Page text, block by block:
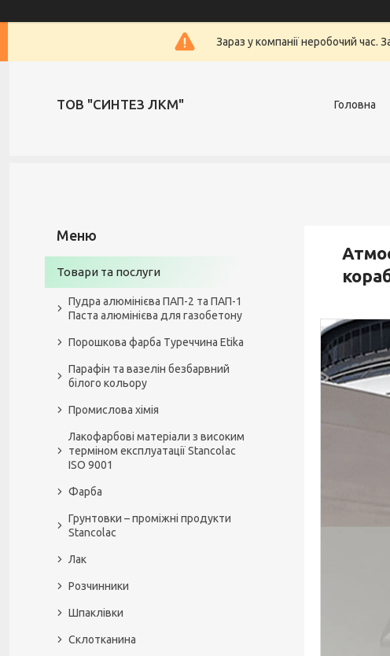
Зараз у компанії неробочий
ТОВ "СИНТЕЗ ЛКМ" Головна
Товари та послуги
Пудра алюмінієва ПАП-2 та ПАП-1
Паста алюмінієва для газобетону
Порошкова фарба Туреччина Etika
Парафін та вазелін безбарвний
білого кольору
Промислова хімія
Лакофарбові матеріали з високим
терміном експлуатації Stancolac
ISO 9001
Фарба
Грунтовки – проміжні продукти
Stancolac
Лак
Розчинники
Шпаклівки
Склотканина